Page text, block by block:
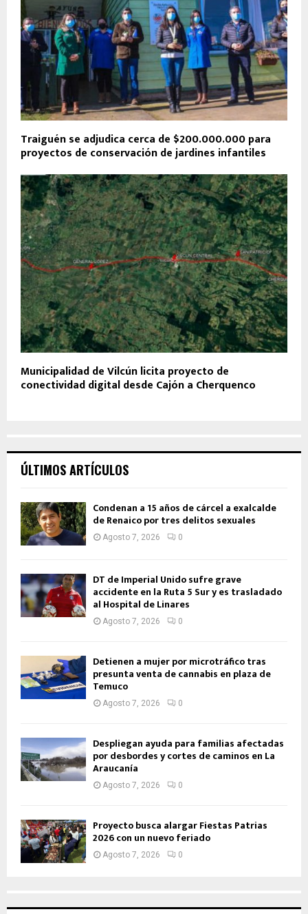
Traiguén se adjudica cerca de $200.000.000 para
proyectos de conservación de jardines infantiles
Municipalidad de Vilcún licita proyecto de
conectividad digital desde Cajón a Cherquenco
ÚLTIMOS ARTÍCULOS
Condenan a 15 años de cárcel a exalcalde
de Renaico por tres delitos sexuales
Agosto 7, 2026 0
DT de Imperial Unido sufre grave
accidente en la Ruta 5 Sur y es trasladado
al Hospital de Linares
Agosto 7, 2026 0
Detienen a mujer por microtráfico tras
presunta venta de cannabis en plaza de
Temuco
Agosto 7, 2026 0
Despliegan ayuda para familias afectadas
por desbordes y cortes de caminos en La
Araucanía
Agosto 7, 2026 0
Proyecto busca alargar Fiestas Patrias
2026 con un nuevo feriado
Agosto 7, 2026 0